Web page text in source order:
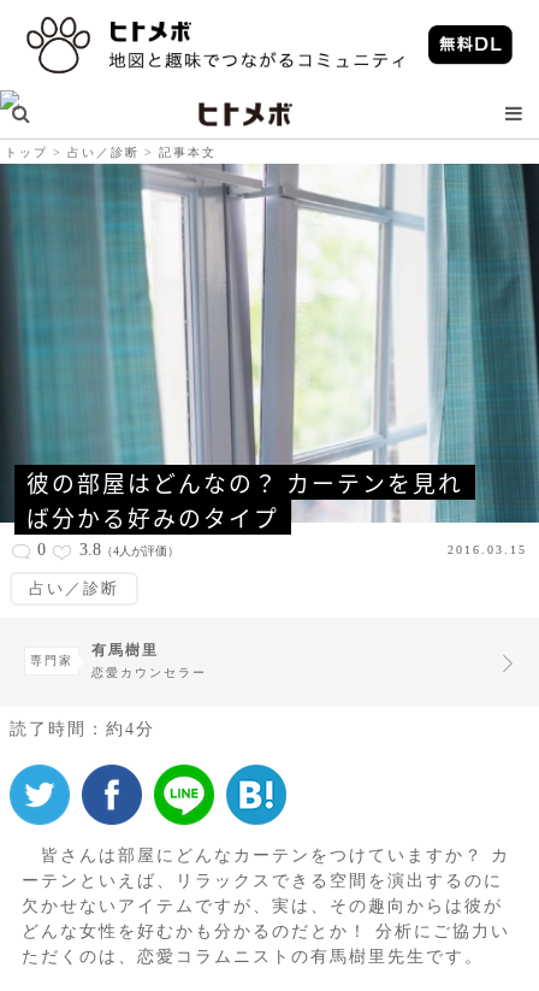
トップ 占い／診断 記事本文
彼の部屋はどんなの？ カーテンを見れ
ば分かる好みのタイプ
0 3.8 （4人が評価） 2016.03.15
占い／診断
専門家
有馬樹里
恋愛カウンセラー
読了時間：約4分
皆さんは部屋にどんなカーテンをつけていますか？ カ
ーテンといえば、リラックスできる空間を演出するのに
欠かせないアイテムですが、実は、その趣向からは彼が
どんな女性を好むかも分かるのだとか！ 分析にご協力い
ただくのは、恋愛コラムニストの有馬樹里先生です。